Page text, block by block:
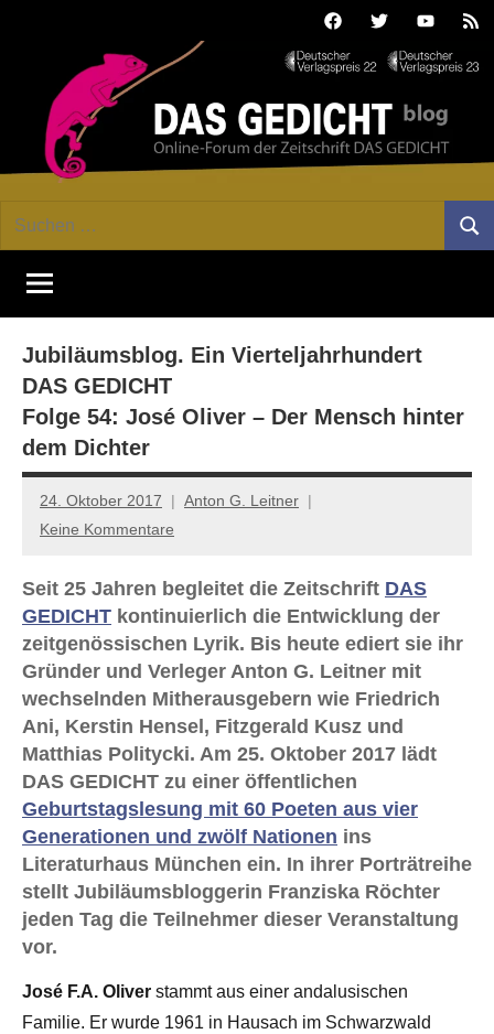
FacebookTwitterYoutube
GEDICHT
blog
Forum
von
DAS
Lyrik,
Essay
Kritik
Suchen
Jubiläumsblog. Ein Vierteljahrhundert
DAS GEDICHT
Folge 54: José Oliver – Der Mensch hinter
dem Dichter
24. Oktober 2017
Anton G. Leitner
Keine Kommentare
Seit 25 Jahren begleitet die Zeitschrift DAS
GEDICHT kontinuierlich die Entwicklung der
zeitgenössischen Lyrik. Bis heute ediert sie ihr
Gründer und Verleger Anton G. Leitner mit
wechselnden Mitherausgebern wie Friedrich
Ani, Kerstin Hensel, Fitzgerald Kusz und
Matthias Politycki. Am 25. Oktober 2017 lädt
DAS GEDICHT zu einer öffentlichen
Geburtstagslesung mit 60 Poeten aus vier
Generationen und zwölf Nationen ins
Literaturhaus München ein. In ihrer Porträtreihe
stellt Jubiläumsbloggerin Franziska Röchter
jeden Tag die Teilnehmer dieser Veranstaltung
vor.
José F.A. Oliver stammt aus einer andalusischen
Familie. Er wurde 1961 in Hausach im Schwarz­wald